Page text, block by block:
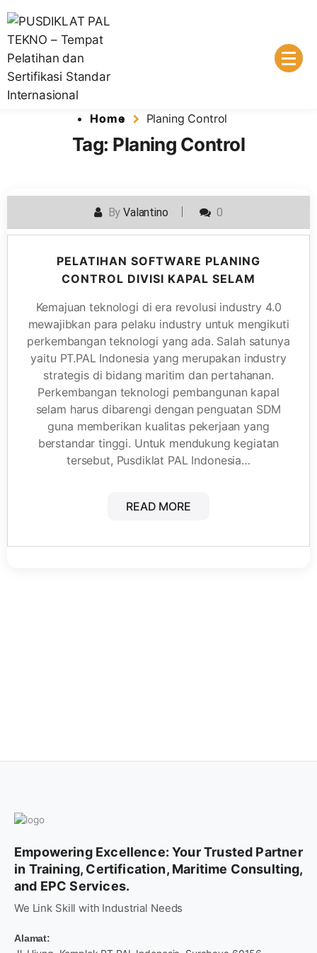
PUSDIKLAT PAL TEKNO – Tempat
Pelatihan dan Sertifikasi Standar
Internasional
Lembaga Pelatihan dan Sertifikasi Standar Internasional
Home Planing Control
Tag: Planing Control
ByValantino 0
PELATIHAN SOFTWARE PLANING
CONTROL DIVISI KAPAL SELAM
Kemajuan teknologi di era revolusi industry 4.0
mewajibkan para pelaku industry untuk mengikuti
perkembangan teknologi yang ada. Salah satunya
yaitu PT.PAL Indonesia yang merupakan industry
strategis di bidang maritim dan pertahanan.
Perkembangan teknologi pembangunan kapal
selam harus dibarengi dengan penguatan SDM
guna memberikan kualitas pekerjaan yang
berstandar tinggi. Untuk mendukung kegiatan
tersebut, Pusdiklat PAL Indonesia…
READ MORE
Empowering Excellence: Your Trusted Partner
in Training, Certification, Maritime Consulting,
and EPC Services.
We Link Skill with Industrial Needs
Alamat: